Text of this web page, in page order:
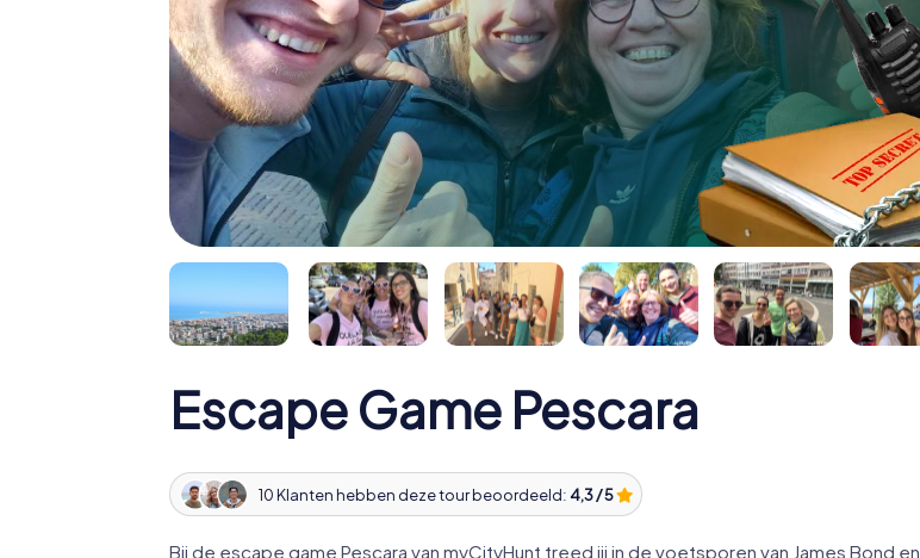
Escape Game Pescara
10 Klanten hebben deze tour beoordeeld: 4,3 / 5
Bij de escape game Pescara van myCityHunt treed jij in de voetsporen van James Bond en